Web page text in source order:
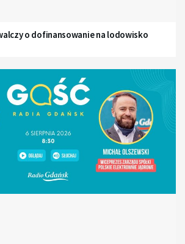
o dofinansowanie na lodowisko